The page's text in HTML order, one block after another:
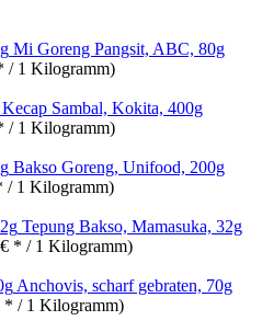
Mi Goreng Pangsit, ABC, 80g
/ 1 Kilogramm)
Kecap Sambal, Kokita, 400g
/ 1 Kilogramm)
Bakso Goreng, Unifood, 200g
/ 1 Kilogramm)
Tepung Bakso, Mamasuka, 32g
* / 1 Kilogramm)
Anchovis, scharf gebraten, 70g
* / 1 Kilogramm)